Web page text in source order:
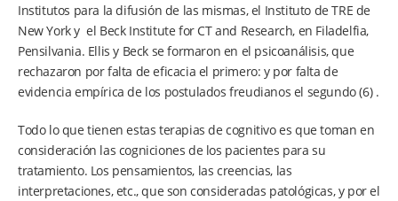
Institutos para la difusión de las mismas, el Instituto de TRE de
New York y el Beck Institute for CT and Research, en Filadelfia,
Pensilvania. Ellis y Beck se formaron en el psicoanálisis, que
rechazaron por falta de eficacia el primero: y por falta de
evidencia empírica de los postulados freudianos el segundo (6) .
Todo lo que tienen estas terapias de cognitivo es que toman en
consideración las cogniciones de los pacientes para su
tratamiento. Los pensamientos, las creencias, las
interpretaciones, etc., que son consideradas patológicas, y por el